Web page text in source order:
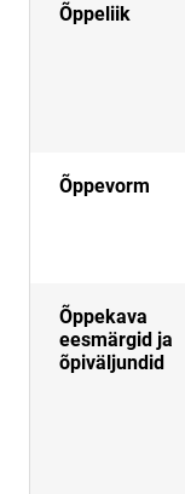
Õppeliik
Õppevorm
Õppekava
eesmärgid ja
õpiväljundid